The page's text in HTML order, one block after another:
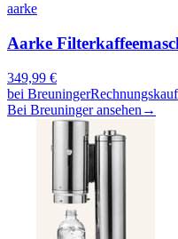
aarke
Aarke
349,99 €
bei BreuningerRechnungskauf
Bei Breuninger ansehen →